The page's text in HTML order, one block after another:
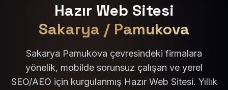
Hazır Web Sitesi
Sakarya / Pamukova
Sakarya Pamukova çevresindeki firmalara
yönelik, mobilde sorunsuz çalışan ve yerel
SEO/AEO için kurgulanmış Hazır Web Sitesi. Yıllık